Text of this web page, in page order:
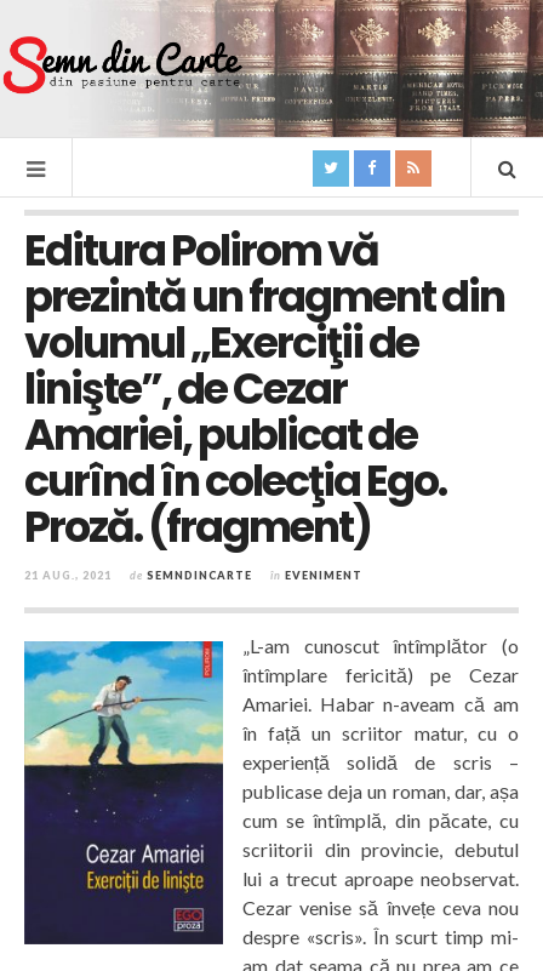
Editura Polirom vă
prezintă un fragment din
volumul „Exerciţii de
linişte”, de Cezar
Amariei, publicat de
curînd în colecţia Ego.
Proză. (fragment)
21 AUG., 2021 de SEMNDINCARTE în EVENIMENT
„L-am cunoscut întîmplător (o
întîmplare fericită) pe Cezar
Amariei. Habar n-aveam că am
în față un scriitor matur, cu o
experiență solidă de scris –
publicase deja un roman, dar, așa
cum se întîmplă, din păcate, cu
scriitorii din provincie, debutul
lui a trecut aproape neobservat.
Cezar venise să învețe ceva nou
despre «scris». În scurt timp mi-
am dat seama că nu prea am ce